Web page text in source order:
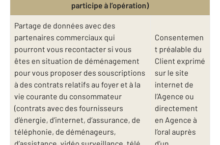
participe à l’opération)
Partage de données avec des
partenaires commerciaux qui
pourront vous recontacter si vous
êtes en situation de déménagement
pour vous proposer des souscriptions
à des contrats relatifs au foyer et à la
vie courante du consommateur
(contrats avec des fournisseurs
d’énergie, d’internet, d’assurance, de
téléphonie, de déménageurs,
Consentemen
t préalable du
Client exprimé
sur le site
internet de
l’Agence ou
directement
en Agence à
l’oral auprès